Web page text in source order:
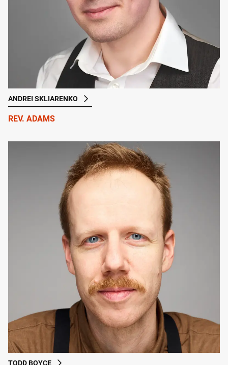
ANDREI SKLIARENKO
REV. ADAMS
TODD BOYCE